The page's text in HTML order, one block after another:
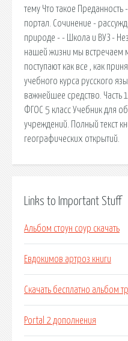
тему Что такое
портал. Сочинение -
природе - - Школа и ВУЗ -
нашей жизни мы встречаем
поступают как все , как
учебного курса русского
важнейшее средство. Часть
ФГОС 5 класс Учебник для
учреждений. Полный текст
географических открытий.
Links to Important Stuff
Альбом стоун соур скачать
Евдокимов артроз книги
Скачать бесплатно альбом
Portal 2 дополнения